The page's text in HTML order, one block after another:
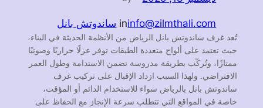
info@zilmthali.com
in ساندوتش بانل
تُعد غرف ساندوتش بانل الرياض من الأنظمة الحديثة في البناء،
حيث تعتمد على ألواح متعددة الطبقات توفر عزلًا حراريًا وصوتيًا
ممتازًا، وتُركّب بطريقة مدروسة تضمن الاستدامة وطول العمر
الافتراضي. ولهذا السبب ازداد الإقبال على تركيب غرف
ساندوتش بانل بالرياض سواء للاستخدام الدائم أو المؤقت،
خاصة في المواقع التي تتطلب سرعة الإنجاز مع الحفاظ على